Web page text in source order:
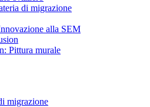
di migrazione
alla SEM
Pittura murale
migrazione